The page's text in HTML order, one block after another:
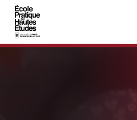
Cookies management panel